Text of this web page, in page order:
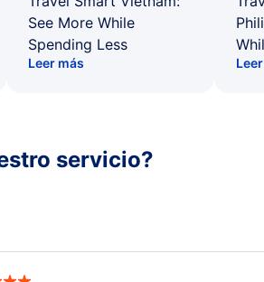
See More While
Spending Less
Leer más
servicio?